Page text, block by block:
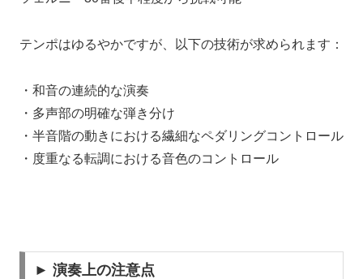
テンポはゆるやかですが、以下の技術が求められます：
・和音の連続的な演奏
・多声部の明確な弾き分け
・半音階の動きにおける繊細なペダリングコントロール
・度重なる転調における音色のコントロール
► 演奏上の注意点